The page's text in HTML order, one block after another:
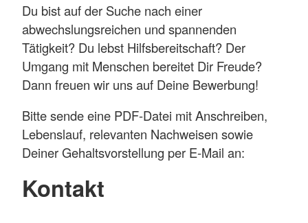
Du bist auf der Suche nach einer
abwechslungsreichen und spannenden
Tätigkeit? Du lebst Hilfsbereitschaft? Der
Umgang mit Menschen bereitet Dir Freude?
Dann freuen wir uns auf Deine Bewerbung!
Bitte sende eine PDF‑Datei mit Anschreiben,
Lebenslauf, relevanten Nachweisen sowie
Deiner Gehaltsvorstellung per E‑Mail an:
Kontakt